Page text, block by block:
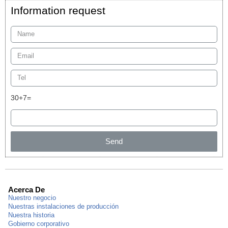
Information request
30+7=
Send
Acerca De
Nuestro negocio
Nuestras instalaciones de producción
Nuestra historia
Gobierno corporativo